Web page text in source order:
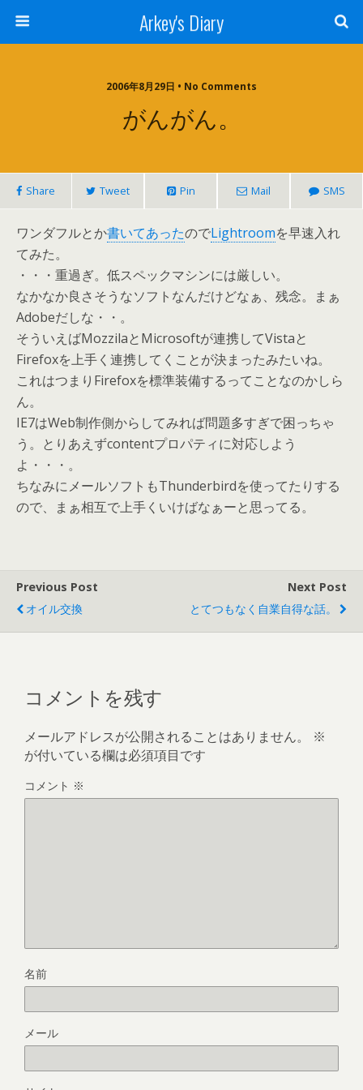
Arkey's Diary
2006年8月29日 • No Comments
がんがん。
Share Tweet Pin Mail SMS
ワンダフルとか書いてあったのでLightroomを早速入れ
てみた。
・・・重過ぎ。低スペックマシンには厳しい。
なかなか良さそうなソフトなんだけどなぁ、残念。まぁ
Adobeだしな・・。
そういえばMozzilaとMicrosoftが連携してVistaと
Firefoxを上手く連携してくことが決まったみたいね。
これはつまりFirefoxを標準装備するってことなのかしら
ん。
IE7はWeb制作側からしてみれば問題多すぎで困っちゃ
う。とりあえずcontentプロパティに対応しよう
よ・・・。
ちなみにメールソフトもThunderbirdを使ってたりする
ので、まぁ相互で上手くいけばなぁーと思ってる。
Previous Post
オイル交換
Next Post
とてつもなく自業自得な話。
コメントを残す
メールアドレスが公開されることはありません。
※
が付いている欄は必須項目です
コメント ※
名前
メール